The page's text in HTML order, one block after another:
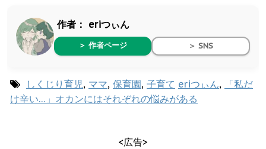
作者： eriつぃん
＞ 作者ページ ＞ SNS
しくじり育児, ママ, 保育園, 子育て eriつぃん,
「私だ
け辛い…」オカンにはそれぞれの悩みがある
<広告>